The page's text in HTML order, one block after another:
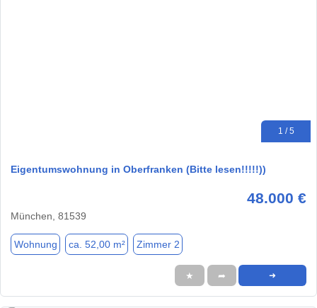
1 / 5
Eigentumswohnung in Oberfranken (Bitte lesen!!!!!))
48.000 €
München, 81539
Wohnung ca. 52,00 m² Zimmer 2
★ ➦ ➜